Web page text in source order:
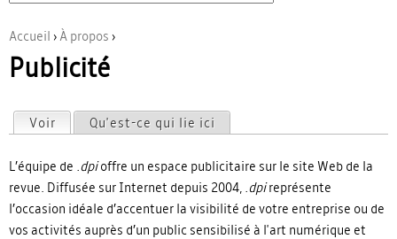
Vous êtes ici
Accueil ›À propos ›
Publicité
Onglets principaux
Voir (onglet actif)
Qu'est-ce qui lie ici
L’équipe de .dpioffre un espace publicitaire sur le site Web de la
revue. Diffusée sur Internet depuis 2004, .dpireprésente
l’occasion idéale d’accentuer la visibilité de votre entreprise ou de
vos activités auprès d’un public sensibilisé à l'art numérique et